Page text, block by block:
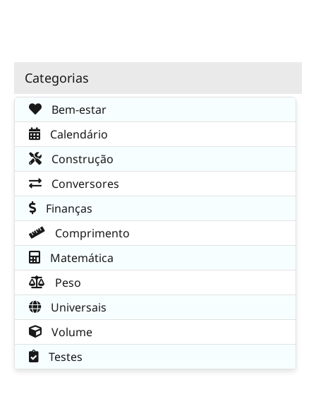
Categorias
Bem-estar
Calendário
Construção
Conversores
Finanças
Comprimento
Matemática
Peso
Universais
Volume
Testes